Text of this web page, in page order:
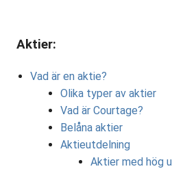
Aktier:
Vad är en aktie?
Olika typer av aktier
Vad är Courtage?
Belåna aktier
Aktieutdelning
Aktier med hög